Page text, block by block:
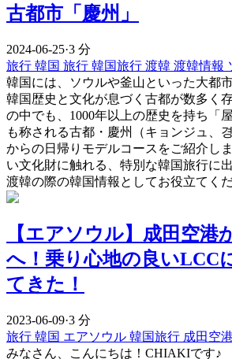
古都市「慶州」
2024-06-25·3 分
旅行 韓国 旅行 韓国旅行 渡韓 渡韓情報
韓国には、ソウルや釜山といった大都
韓国歴史と文化が息づく古都が数多く
の中でも、1000年以上の歴史を持ち「
も称される古都・慶州（キョンジュ、
からの日帰りモデルコースをご紹介し
い文化財に触れる、特別な韓国旅行に
渡韓の際の韓国情報としてお役立てくだ
【エアソウル】成田空港
へ！乗り心地の良いLCC
てきた！
2023-06-09·3 分
旅行 韓国 エアソウル 韓国旅行 成田空港
みなさん、こんにちは！CHIAKIです♪